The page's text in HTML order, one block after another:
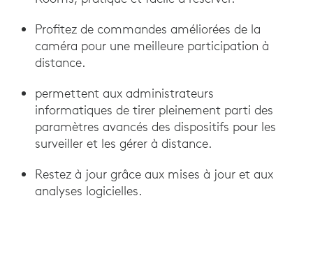
Profitez de commandes améliorées de la
caméra pour une meilleure participation à
distance.
permettent aux administrateurs
informatiques de tirer pleinement parti des
paramètres avancés des dispositifs pour les
surveiller et les gérer à distance.
Restez à jour grâce aux mises à jour et aux
analyses logicielles.